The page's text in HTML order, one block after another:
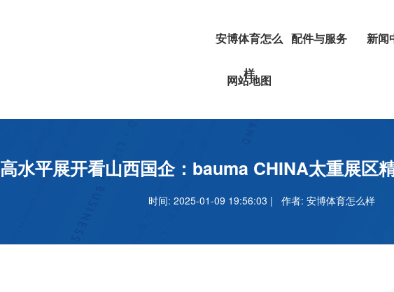
安博体育怎么
样
挖掘机
配件与服务 新闻
安博足
网站地图
高水平展开看山西国企：bauma CHINA太重展区
时间: 2025-01-09 19:56:03 | 作者: 安博体育怎么样